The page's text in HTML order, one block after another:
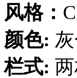
风格：
颜色:
栏式: